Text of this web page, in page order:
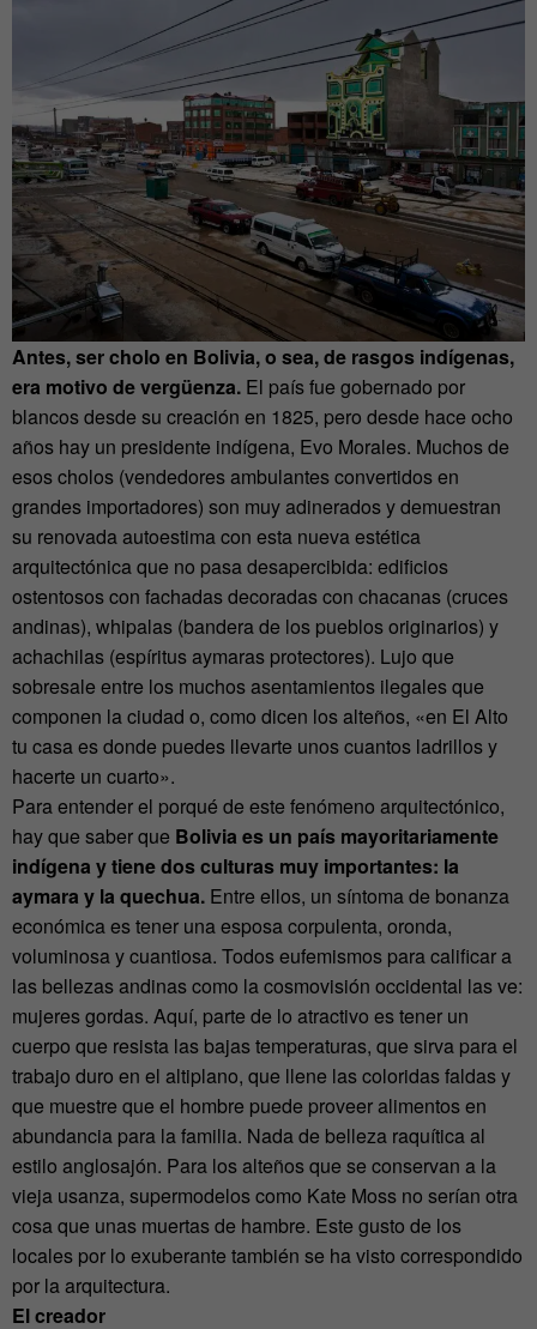
Antes, ser cholo en Bolivia, o sea, de rasgos indígenas,
era motivo de vergüenza. El país fue gobernado por
blancos desde su creación en 1825, pero desde hace ocho
años hay un presidente indígena, Evo Morales. Muchos de
esos cholos (vendedores ambulantes convertidos en
grandes importadores) son muy adinerados y demuestran
su renovada autoestima con esta nueva estética
arquitectónica que no pasa desapercibida: edificios
ostentosos con fachadas decoradas con chacanas (cruces
andinas), whipalas (bandera de los pueblos originarios) y
achachilas (espíritus aymaras protectores). Lujo que
sobresale entre los muchos asentamientos ilegales que
componen la ciudad o, como dicen los alteños, «en El Alto
tu casa es donde puedes llevarte unos cuantos ladrillos y
hacerte un cuarto».
Para entender el porqué de este fenómeno arquitectónico,
hay que saber que Bolivia es un país mayoritariamente
indígena y tiene dos culturas muy importantes: la
aymara y la quechua. Entre ellos, un síntoma de bonanza
económica es tener una esposa corpulenta, oronda,
voluminosa y cuantiosa. Todos eufemismos para calificar a
las bellezas andinas como la cosmovisión occidental las ve:
mujeres gordas. Aquí, parte de lo atractivo es tener un
cuerpo que resista las bajas temperaturas, que sirva para el
trabajo duro en el altiplano, que llene las coloridas faldas y
que muestre que el hombre puede proveer alimentos en
abundancia para la familia. Nada de belleza raquítica al
estilo anglosajón. Para los alteños que se conservan a la
vieja usanza, supermodelos como Kate Moss no serían otra
cosa que unas muertas de hambre. Este gusto de los
locales por lo exuberante también se ha visto correspondido
por la arquitectura.
El creador